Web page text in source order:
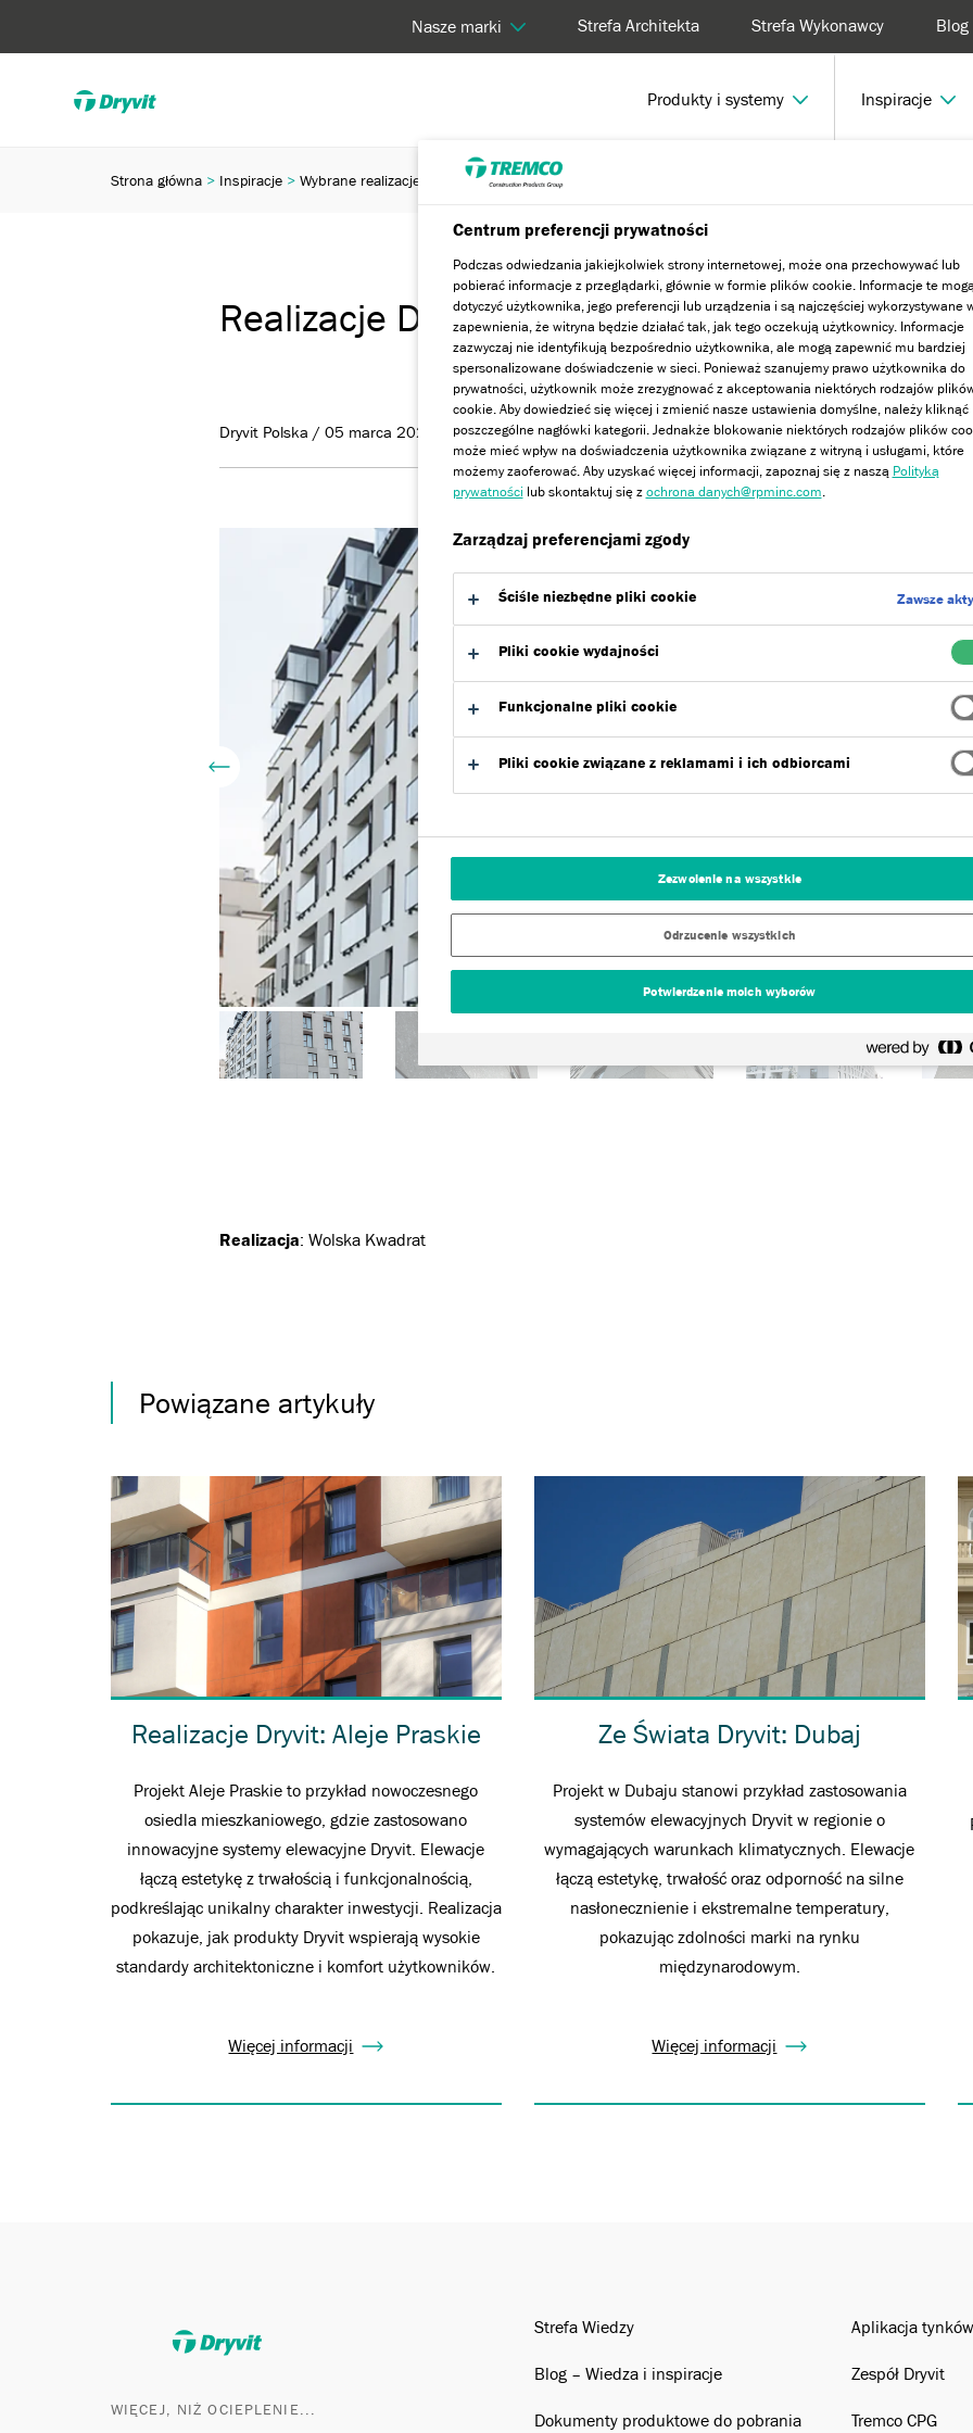
Produkty i systemy Inspiracje
Strefa Architekta Strefa Wykonawcy Blog
Nasze marki
Realizacje Dryvit: Wolska Kwadrat
Dryvit Polska / 05 marca 2024
Strona główna Inspiracje Wybrane realizacje Realizacje Dryvit: Wolska Kwadrat
Realizacja: Wolska Kwadrat
Powiązane artykuły
Realizacje Dryvit: Aleje Praskie
Projekt Aleje Praskie to przykład nowoczesnego
osiedla mieszkaniowego, gdzie zastosowano
innowacyjne systemy elewacyjne Dryvit. Elewacje
łączą estetykę z trwałością i funkcjonalnością,
podkreślając unikalny charakter inwestycji. Realizacja
pokazuje, jak produkty Dryvit wspierają wysokie
standardy architektoniczne i komfort użytkowników.
Więcej informacji
Ze Świata Dryvit: Dubaj
Projekt w Dubaju stanowi przykład zastosowania
systemów elewacyjnych Dryvit w regionie o
wymagających warunkach klimatycznych. Elewacje
łączą estetykę, trwałość oraz odporność na silne
nasłonecznienie i ekstremalne temperatury,
pokazując zdolności marki na rynku
międzynarodowym.
Więcej informacji
WIĘCEJ, NIŻ OCIEPLENIE...
Strefa Wiedzy
Blog – Wiedza i inspiracje
Dokumenty produktowe do pobrania
Aplikacja
Zespół Dryvit
Tremco CPG
Centrum preferencji prywatności
Podczas odwiedzania jakiejkolwiek strony internetowej, może ona przechowywać lub
pobierać informacje z przeglądarki, głównie w formie plików cookie. Informacje te
dotyczyć użytkownika, jego preferencji lub urządzenia i są najczęściej wykorzystywane
zapewnienia, że witryna będzie działać tak, jak tego oczekują użytkownicy. Informacje
zazwyczaj nie identyfikują bezpośrednio użytkownika, ale mogą zapewnić mu bardziej
spersonalizowane doświadczenie w sieci. Ponieważ szanujemy prawo użytkownika do
prywatności, użytkownik może zrezygnować z akceptowania niektórych rodzajów
cookie. Aby dowiedzieć się więcej i zmienić nasze ustawienia domyślne, należy kliknąć
poszczególne nagłówki kategorii. Jednakże blokowanie niektórych rodzajów plików
może mieć wpływ na doświadczenia użytkownika związane z witryną i usługami, które
możemy zaoferować. Aby uzyskać więcej informacji, zapoznaj się z naszą Polityką
prywatności lub skontaktuj się z ochrona danych@rpminc.com
Zarządzaj preferencjami zgody
Ściśle niezbędne pliki cookie Zawsze
Pliki cookie wydajności
Funkcjonalne pliki cookie
Pliki cookie związane z reklamami i ich odbiorcami
Zezwolenie na wszystkie
Odrzucenie wszystkich
Potwierdzenie moich wyborów